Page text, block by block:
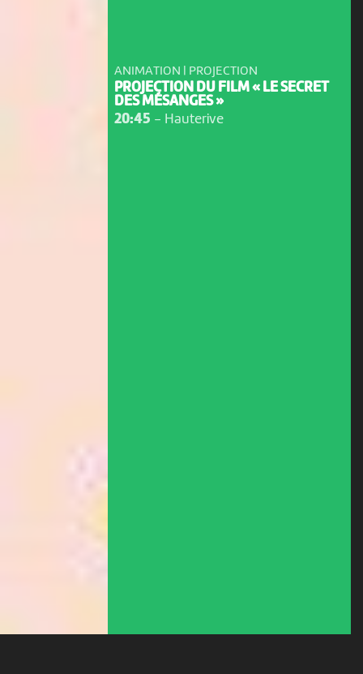
ANIMATION | PROJECTION
PROJECTION DU FILM « LE SECRET
DES MÉSANGES »
20:45 - Hauterive